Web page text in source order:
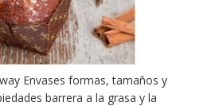
Envases formas, tamaños y
barrera a la grasa y la